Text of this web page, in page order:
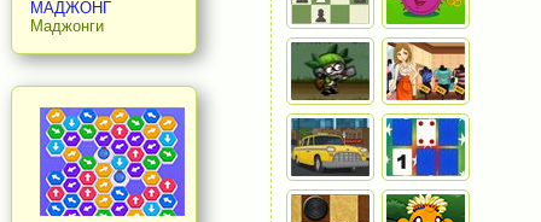
МАДЖОНГ
Маджонги